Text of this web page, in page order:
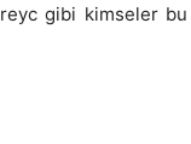
gibi kimseler bu